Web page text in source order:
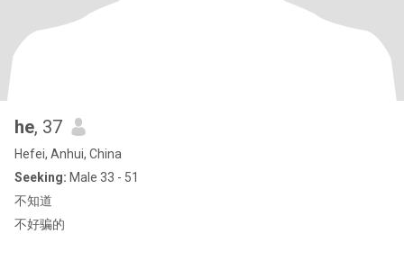
he, 37
Hefei, Anhui, China
Seeking: Male 33 - 51
不知道
不好骗的